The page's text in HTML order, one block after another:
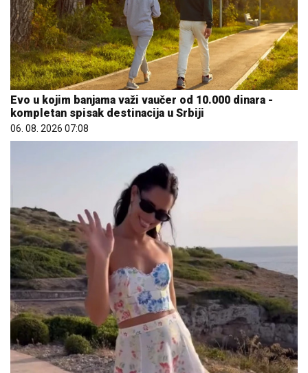
Evo u kojim banjama važi vaučer od 10.000 dinara -
kompletan spisak destinacija u Srbiji
06. 08. 2026 07:08